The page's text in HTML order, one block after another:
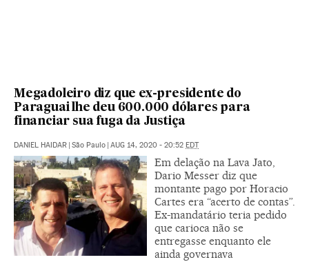
Megadoleiro diz que ex-presidente do
Paraguai lhe deu 600.000 dólares para
financiar sua fuga da Justiça
DANIEL HAIDAR São Paulo AUG 14, 2020 - 20:52 EDT
Em delação na Lava Jato,
Dario Messer diz que
montante pago por Horacio
Cartes era “acerto de contas”.
Ex-mandatário teria pedido
que carioca não se
entregasse enquanto ele
ainda governava